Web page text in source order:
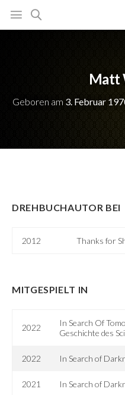
Matt
Geboren am 3. Februar
DREHBUCHAUTOR BEI
2012 Thanks for
MITGESPIELT IN
2022
In Search Of
Geschichte des
2022 In Search of
2021 In Search of